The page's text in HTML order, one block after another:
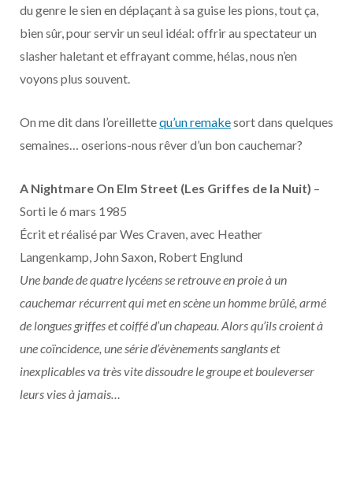
du genre le sien en déplaçant à sa guise les pions, tout ça,
bien sûr, pour servir un seul idéal: offrir au spectateur un
slasher haletant et effrayant comme, hélas, nous n’en
voyons plus souvent.
On me dit dans l’oreillettequ’un remakesort dans quelques
semaines… oserions-nous rêver d’un bon cauchemar?
A Nightmare On Elm Street (Les Griffes de la Nuit) –
Sorti le 6 mars 1985
Écrit et réalisé par Wes Craven, avec Heather
Langenkamp, John Saxon, Robert Englund
Une bande de quatre lycéens se retrouve en proie à un
cauchemar récurrent qui met en scène un homme brûlé, armé
de longues griffes et coiffé d’un chapeau. Alors qu’ils croient à
une coïncidence, une série d’évènements sanglants et
inexplicables va très vite dissoudre le groupe et bouleverser
leurs vies à jamais…